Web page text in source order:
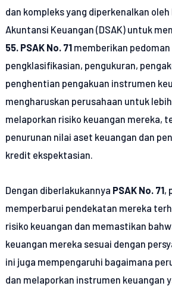
dan kompleks yang diperkenalkan
Akuntansi Keuangan (DSAK) untuk
55. PSAK No. 71memberikan pedoman
pengklasifikasian, pengukuran,
penghentian pengakuan instrumen
mengharuskan perusahaan untuk
melaporkan risiko keuangan mereka,
penurunan nilai aset keuangan dan
kredit ekspektasian.
Dengan diberlakukannya PSAK No. 71,
memperbarui pendekatan mereka
risiko keuangan dan memastikan
keuangan mereka sesuai dengan
ini juga mempengaruhi bagaimana
dan melaporkan instrumen keuangan